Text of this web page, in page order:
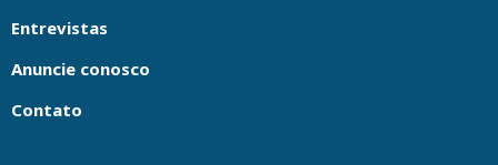
Entrevistas
Anuncie conosco
Contato